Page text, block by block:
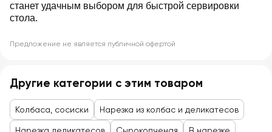
станет удачным выбором для быстрой сервировки
стола.
Предложение не является публичной офертой
Другие категории с этим товаром
Колбаса, сосиски Нарезка из колбас и деликатесов